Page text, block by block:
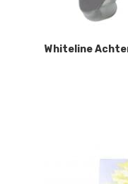
Whiteline